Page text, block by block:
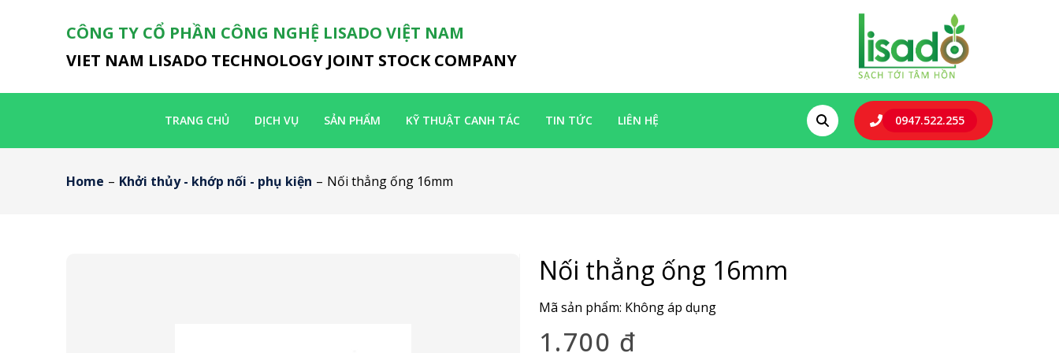
CÔNG TY CỔ PHẦN CÔNG NGHỆ LISADO VIỆT NAM
VIET NAM LISADO TECHNOLOGY JOINT STOCK COMPANY
TRANG CHỦ DỊCH VỤ SẢN PHẨM KỸ THUẬT CANH TÁC TIN TỨC LIÊN HỆ 0947.522.255
Home – Khởi thủy - khớp nối - phụ kiện – Nối thẳng ống 16mm
Nối thẳng ống 16mm
Mã sản phẩm: Không áp dụng
1.700 ₫